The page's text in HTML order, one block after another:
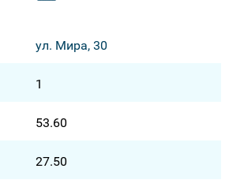
ул. Мира, 30
1
53.60
27.50